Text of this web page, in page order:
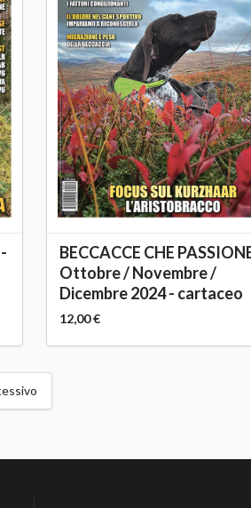
BECCACCE CHE
Ottobre / Novembre /
Dicembre 2024 - cartaceo
12,00 €